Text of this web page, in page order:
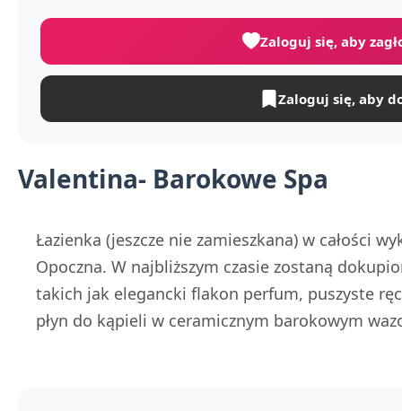
Valentina- Barokowe Spa
Łazienka (jeszcze nie zamieszkana) w całości
Opoczna. W najbliższym czasie zostaną
takich jak elegancki flakon perfum, puszyste
płyn do kąpieli w ceramicznym barokowym
Zaloguj się, aby
Zaloguj się, aby